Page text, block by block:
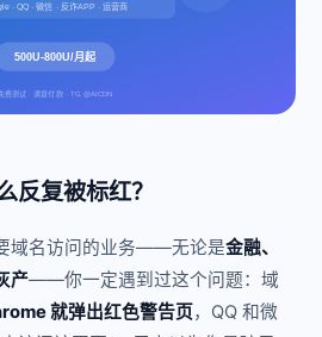
· QQ · 微信 · 反诈APP · 运营商
500U-800U/月起
费测试 · 满意付款 · TG @AICDN
反复被标红？
域名访问的业务——无论是金融、
产——你一定遇到过这个问题：域
就弹出红色警告页，QQ 和微